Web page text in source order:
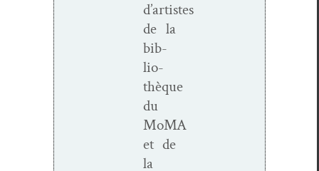
d’artistes
de la
bib­
lio­
thèque
du
MoMA
et de
la